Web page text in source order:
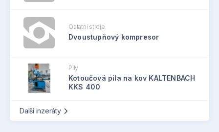
Ostatní stroje
Dvoustupňový kompresor
Pily
Kotoučová pila na kov KALTENBACH
KKS 400
Další inzeráty